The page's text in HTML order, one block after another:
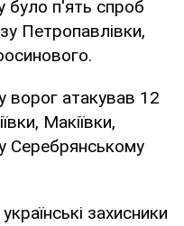
було п'ять спроб
Петропавлівки,
ворог атакував 12
Макіївки,
Серебрянському
захисники